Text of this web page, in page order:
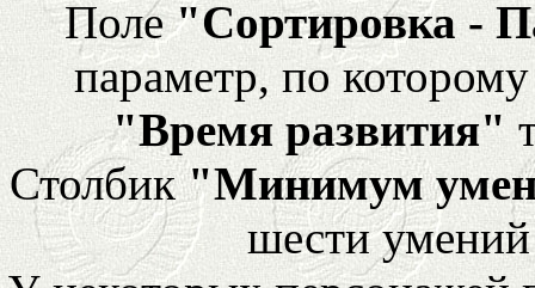
Поле"Сортировка -
параметр, по
"Время развития"
Столбик"Минимум
шести